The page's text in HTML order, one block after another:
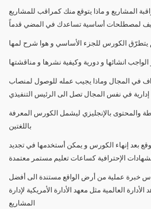
المشاريع و ماذا يتوقع منك كمراقب للمشاريع
لمصطلحات أساسية تساعدك في المضي قدماً
انشائها و دورية وكيفية نشرها و مناقشتها
في المجال وماذا يجيب عمله للوصول لمنصاب
إدارية في نفس المجال تصل الى الرئيس التنفيذي
والمحتوى بالإنجليزي ليشمل الكورس المعرفة
باللغتين
بعد إنهاء الكورس و يمكن أستخدمها في تجديد
الإحترافية كساعات تعليم مستمر معتمدة
خبرة عملية من أرض الواقع مستندة الى أفضل
العالمية مثل معهد الأدارة الأمريكية لإدارة
المشاريع